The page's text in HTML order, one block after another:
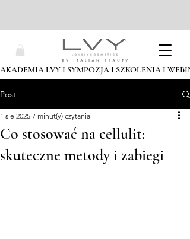
AKADEMIA LVY I SYMPOZJA I SZKOLENIA I
Post
Co stosować na cellulit:
skuteczne metody i zabiegi
1 sie 2025 7 minut(y) czytania